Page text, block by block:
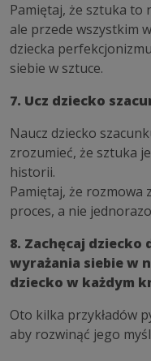
Pamiętaj, że sztuka to
ale przede wszystkim
dziecka
siebie w sztuce.
7. Ucz dziecko
Naucz dziecko
zrozumieć, że sztuka
historii.
Pamiętaj, że rozmowa
proces, a nie
8. Zachęcaj
wyrażania siebie w
dziecko w każdym
Oto kilka przykładów
aby rozwinąć jego